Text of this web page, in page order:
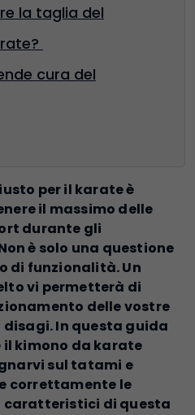
la taglia del
cura del
per il karate è
il massimo delle
durante gli
è solo una questione
di funzionalità. Un
vi permetterà di
delle vostre
In questa guida
kimono da karate
sul tatami e
correttamente le
caratteristici di questa